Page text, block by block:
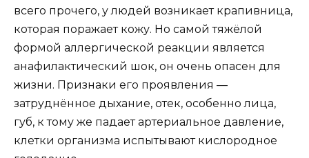
всего прочего, у людей возникает крапивница,
которая поражает кожу. Но самой тяжёлой
формой аллергической реакции является
анафилактический шок, он очень опасен для
жизни. Признаки его проявления —
затруднённое дыхание, отек, особенно лица,
губ, к тому же падает артериальное давление,
клетки организма испытывают кислородное